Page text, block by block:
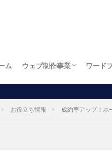
ム ウェブ制作事業
お店自慢
繁盛店
ワードプレス制作
LP制作（ランディングペ
ロゴ制作
名刺制作
チラシ制作
お得！開業パック
パソコン出張訪問設定サ
ワード
お役立ち情報 成約率アップ！ホ